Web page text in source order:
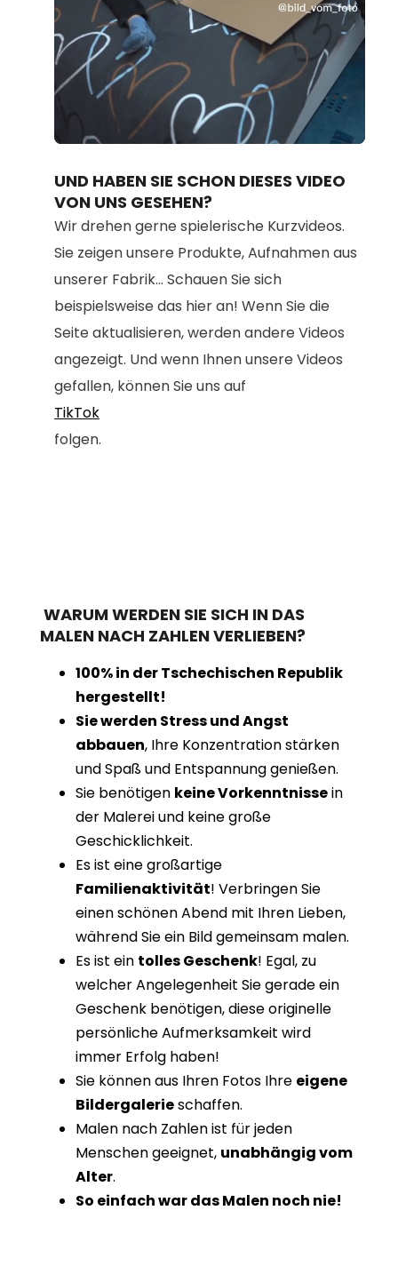
Unmute Loaded
80.67%
UND HABEN SIE SCHON DIESES VIDEO
VON UNS GESEHEN?
Wir drehen gerne spielerische Kurzvideos.
Sie zeigen unsere Produkte, Aufnahmen aus
unserer Fabrik... Schauen Sie sich
beispielsweise das hier an! Wenn Sie die
Seite aktualisieren, werden andere Videos
angezeigt. Und wenn Ihnen unsere Videos
gefallen, können Sie uns auf
TikTok
folgen.
WARUM WERDEN SIE SICH IN DAS
MALEN NACH ZAHLEN VERLIEBEN?
100% in der Tschechischen Republik
hergestellt!
Sie werden Stress und Angst
abbauen, Ihre Konzentration stärken
und Spaß und Entspannung genießen.
Sie benötigen keine Vorkenntnissein
der Malerei und keine große
Geschicklichkeit.
Es ist eine großartige
Familienaktivität! Verbringen Sie
einen schönen Abend mit Ihren Lieben,
während Sie ein Bild gemeinsam malen.
Es ist ein tolles Geschenk! Egal, zu
welcher Angelegenheit Sie gerade ein
Geschenk benötigen, diese originelle
persönliche Aufmerksamkeit wird
immer Erfolg haben!
Sie können aus Ihren Fotos Ihre eigene
Bildergalerieschaffen.
Malen nach Zahlen ist für jeden
Menschen geeignet, unabhängig vom
Alter.
So einfach war das Malen noch nie!